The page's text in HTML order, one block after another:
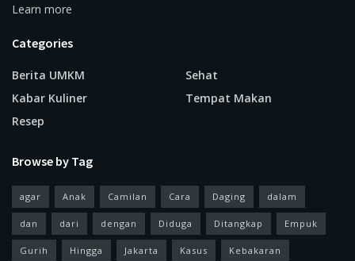
Learn more
Categories
Berita UMKM
Kabar Kuliner
Resep
Sehat
Tempat Makan
Browse by Tag
agar Anak Camilan Cara Daging dalam
dan dari dengan Diduga Ditangkap Empuk
Gurih Hingga Jakarta Kasus Kebakaran